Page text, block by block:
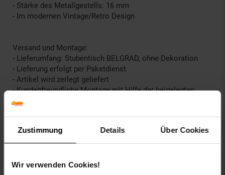
Zustimmung Details Über Cookies
Wir verwenden Cookies!
- Stärke des Metallgestells: 16 mm
- Im modernen Vintage/Retro Design
Versand und Montage:
- Lieferumfang: Stubentisch BELGRAD, ohne Dekoration
- Lieferung erfolgt per Paketdienst
- Artikel wird zerlegt geliefert
- Kundenfreundliche Montage mit Hilfe der beigelegten
Aufbauanleitung
Fußgestell: Metall
Höhe in cm: 61
Material Tischplatte: Glas